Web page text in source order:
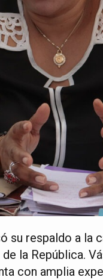
su respaldo a la
la República.
con amplia